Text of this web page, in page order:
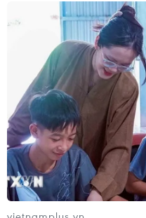
Theo người dân sinh
nhiều du khách hành
Hoài Nam/Vietnam+)